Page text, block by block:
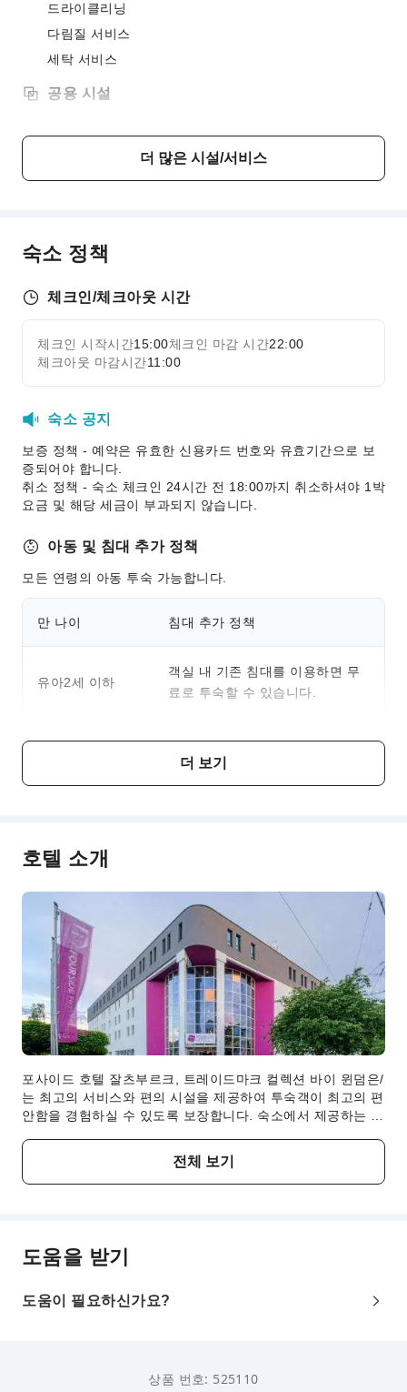
드라이클리닝
다림질 서비스
세탁 서비스
공용 시설
주차장
프런트 귀중품 보관함
빠른 체크인/체크아웃
구급상자
공용 구역 CCTV
소화기
연기 감지기
자세히 보기
더 많은 시설/서비스
숙소 정책
체크인/체크아웃 시간
체크인 시작시간15:00체크인 마감 시간22:00
체크아웃 마감시간11:00
숙소 공지
보증 정책 - 예약은 유효한 신용카드 번호와 유효기간으로 보
증되어야 합니다.
취소 정책 - 숙소 체크인 24시간 전 18:00까지 취소하셔야 1박
요금 및 해당 세금이 부과되지 않습니다.
아동 및 침대 추가 정책
모든 연령의 아동 투숙 가능합니다.
만 나이 침대 추가 정책
유아2세 이하
객실 내 기존 침대를 이용하면 무
료로 투숙할 수 있습니다.
객실 내 기존 침대를 이용하면 무
료로 투숙할 수 있습니다.
요금 기준은 객실 유형, 투숙 인원 및 숙박 패키지에 따라 달라
지며, 일부 요금은 현장에서 결제하셔야 합니다. 자세한 내용
은 각 객실 유형 및 패키지 설명을 참고해 주세요.
더 보기
호텔 소개
포사이드 호텔 잘츠부르크, 트레이드마크 컬렉션 바이 윈덤은/
는 최고의 서비스와 편의 시설을 제공하여 투숙객이 최고의 편
안함을 경험하실 수 있도록 보장합니다. 숙소에서 제공하는 무
투숙객은 숙소에서 제공하는 주차 공간을 이용하실 수 있습니
다.프런트 데스크에서는 컨시어지 서비스를 비롯해 투숙객에
게 필요한 서비스를 지속해서 제공하고 있습니다.필요한 경우,
를 제공하기 때문에 옷을 많이 챙겨올 필요가 없습니다.투숙객
금지됩니다.포사이드 호텔 잘츠부르크, 트레이드마크 컬렉션
바이 윈덤의 일부 객실에는 욕실 내 목욕 가운, 수건 또는 헤어
전체 보기
도움을 받기
도움이 필요하신가요?
상품 번호: 525110